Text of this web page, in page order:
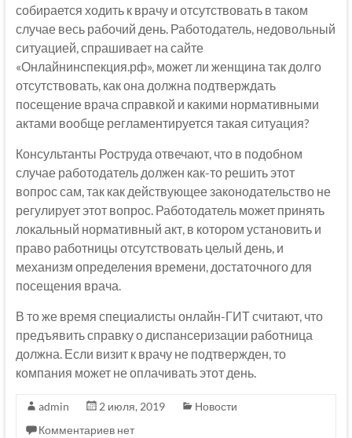
собирается ходить к врачу и отсутствовать в таком
случае весь рабочий день. Работодатель, недовольный
ситуацией, спрашивает на сайте
«Онлайнинспекция.рф», может ли женщина так долго
отсутствовать, как она должна подтверждать
посещение врача справкой и какими нормативными
актами вообще регламентируется такая ситуация?
Консультанты Роструда отвечают, что в подобном
случае работодатель должен как-то решить этот
вопрос сам, так как действующее законодательство не
регулирует этот вопрос. Работодатель может принять
локальный нормативный акт, в котором установить и
право работницы отсутствовать целый день, и
механизм определения времени, достаточного для
посещения врача.
В то же время специалисты онлайн-ГИТ считают, что
предъявить справку о диспансеризации работница
должна. Если визит к врачу не подтвержден, то
компания может не оплачивать этот день.
admin 2 июля, 2019
Новости
Комментариев нет